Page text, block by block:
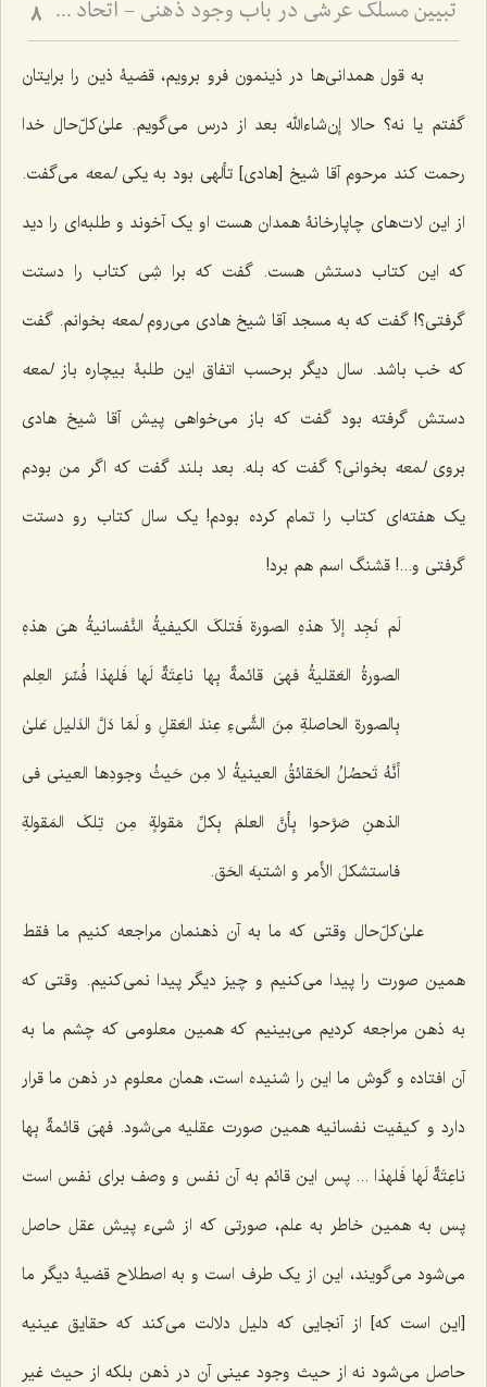
تبیین مسلک عرشی در باب وجود ذهنی - اتحاد علم و معلوم در پرتو حقیقت وجود 8
به قول همدانی‌ها در ذینمون فرو برویم، قضیۀ ذین را برایتان
گفتم یا نه؟ حالا إن‌شاءالله بعد از درس می‌گویم. علیٰ‌کلّ‌حال خدا
رحمت کند مرحوم آقا شیخ [هادی] تألهی بود به یکیلمعه می‌گفت.
از این لات‌های چاپارخانۀ همدان هست او یک آخوند و طلبه‌ای را دید
که این کتاب دستش هست. گفت که برا شِی کتاب را دستت
گرفتی؟! گفت که به مسجد آقا شیخ هادی می‌روملمعه بخوانم. گفت
که خب باشد. سال دیگر برحسب اتفاق این طلبۀ بیچاره بازلمعه
دستش گرفته بود گفت که باز می‌خواهی پیش آقا شیخ هادی
برویلمعه بخوانی؟ گفت که بله. بعد بلند گفت که اگر من بودم
یک هفته‌ای کتاب را تمام کرده بودم! یک سال کتاب رو دستت
گرفتی و...! قشنگ اسم هم برد!
لَم نَجِد إلاّ هذهِ الصورة فَتلکَ الکیفیةُ النَّفسانیةُ هیَ هذهِ
الصورةُ العَقلیةُ فهیَ قائمةٌ بِها ناعِتَةٌ لَها فَلهذا فُسِّرَ العِلم
بِالصورةِ الحاصلةِ مِنَ الشَّی‌ءِ عِندَ العَقلِ و لَمّا دَلَّ الدَلیل عَلىٰ
أنَّهُ تَحصُلُ الحَقائقُ العینیةُ لا مِن حَیثُ وجودِها العینی فی
الذهنِ صَرَّحوا بِأنَّ العلمَ بِکلِّ مَقولةٍ مِن تِلکَ المَقولةِ
فاستشکلَ الأمر و اشتبهَ الحَق.
علیٰ‌کلّ‌حال وقتی که ما به آن ذهنمان مراجعه کنیم ما فقط
همین صورت را پیدا می‌کنیم و چیز دیگر پیدا نمی‌کنیم. وقتی که
به ذهن مراجعه کردیم می‌بینیم که همین معلومی که چشم ما به
آن افتاده و گوش ما این را شنیده است، همان معلوم در ذهن ما قرار
دارد و کیفیت نفسانیه همین صورت عقلیه می‌شود.فهیَ قائمةٌ بِها
ناعِتَةٌ لَها فَلهذا ...پس این قائم به آن نفس و وصف برای نفس است
پس به همین خاطر به علم، صورتی که از شیء پیش عقل حاصل
می‌شود می‌گویند، این از یک طرف است و به اصطلاح قضیۀ دیگر ما
[این است که] از آنجایی که دلیل دلالت می‌کند که حقایق عینیه
حاصل می‌شود نه از حیث وجود عینی آن در ذهن بلکه از حیث غیر